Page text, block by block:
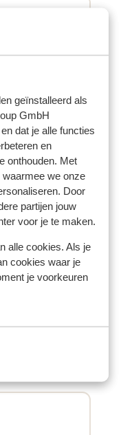
geïnstalleerd als
GmbH
dat je alle functies
en
onthouden. Met
we onze
Door
partijen jouw
voor je te maken.
alle cookies. Als je
cookies waar je
je voorkeuren
reviews
met partner
3 weken geleden
en
weinig
auto en
en het
en
weinig
auto en
en het